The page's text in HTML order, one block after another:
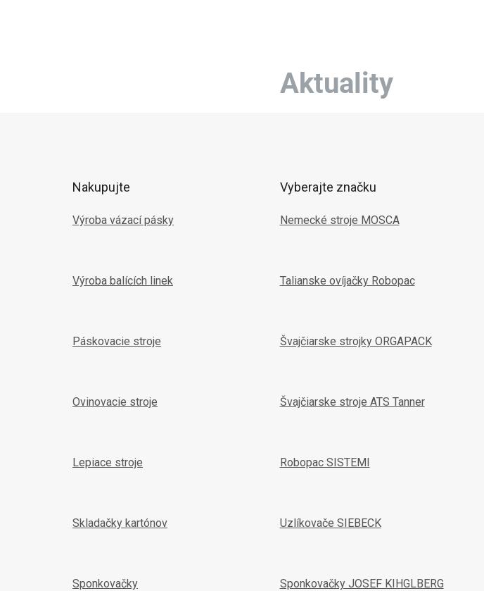
Aktuality
Nakupujte
Výroba vázací pásky
Výroba balících linek
Páskovacie stroje
Ovinovacie stroje
Lepiace stroje
Skladačky kartónov
Sponkovačky
Vyberajte značku
Nemecké stroje MOSCA
Talianske ovíjačky Robopac
Švajčiarske strojky ORGAPACK
Švajčiarske stroje ATS Tanner
Robopac SISTEMI
Uzlíkovače SIEBECK
Sponkovačky JOSEF KIHGLBERG